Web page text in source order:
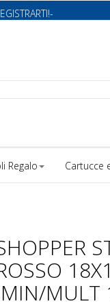
Regalo Cartucce
MULT